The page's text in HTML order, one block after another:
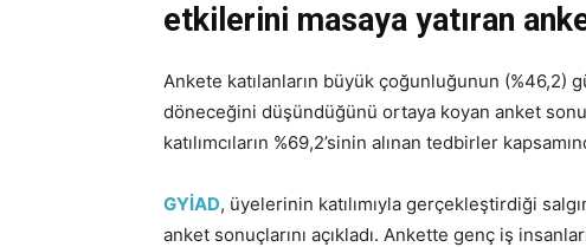
etkilerini masaya yatıran
Ankete katılanların büyük çoğunluğunun (%46,2)
döneceğini düşündüğünü ortaya koyan anket
katılımcıların %69,2’sinin alınan tedbirler
GYİAD, üyelerinin katılımıyla gerçekleştirdiği
anket sonuçlarını açıkladı. Ankette genç iş